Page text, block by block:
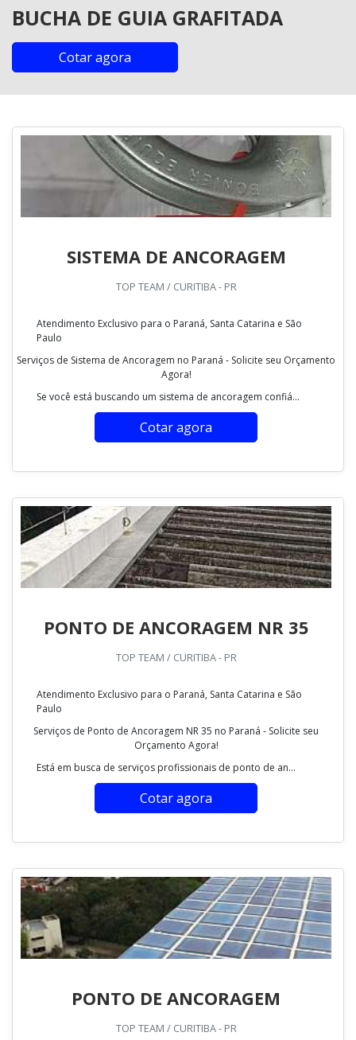
BUCHA DE GUIA GRAFITADA
Cotar agora
SISTEMA DE ANCORAGEM
TOP TEAM / CURITIBA - PR
Atendimento Exclusivo para o Paraná, Santa Catarina e São
Paulo
Serviços de Sistema de Ancoragem no Paraná - Solicite seu Orçamento
Agora!
Se você está buscando um sistema de ancoragem confiá...
Cotar agora
PONTO DE ANCORAGEM NR 35
TOP TEAM / CURITIBA - PR
Atendimento Exclusivo para o Paraná, Santa Catarina e São
Paulo
Serviços de Ponto de Ancoragem NR 35 no Paraná - Solicite seu
Orçamento Agora!
Está em busca de serviços profissionais de ponto de an...
Cotar agora
PONTO DE ANCORAGEM
TOP TEAM / CURITIBA - PR